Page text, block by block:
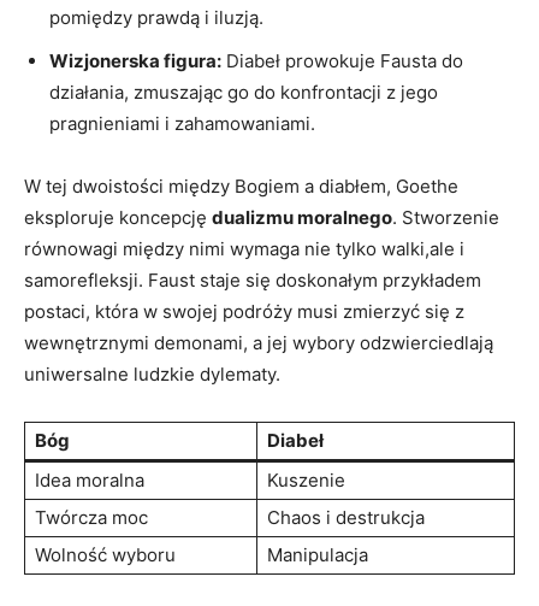
pomiędzy prawdą i iluzją.
Wizjonerska figura: Diabeł prowokuje Fausta do
działania, zmuszając go do konfrontacji z jego
pragnieniami i zahamowaniami.
W tej dwoistości między Bogiem a diabłem, Goethe
eksploruje koncepcję dualizmu moralnego. Stworzenie
równowagi między nimi wymaga nie tylko walki,ale i
samorefleksji. Faust staje się doskonałym przykładem
postaci, która w swojej podróży musi zmierzyć się z
wewnętrznymi demonami, a jej wybory odzwierciedlają
uniwersalne ludzkie dylematy.
Bóg
Diabeł
Idea moralna
Kuszenie
Twórcza moc
Chaos i destrukcja
Wolność wyboru
Manipulacja